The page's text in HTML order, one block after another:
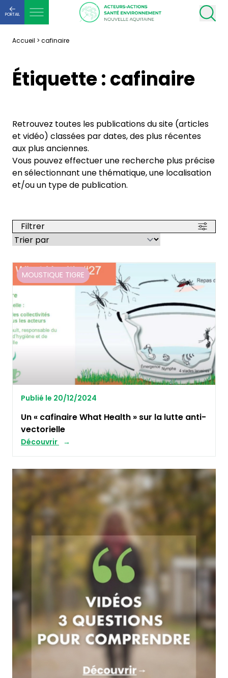
PORTAIL
Accueil > cafinaire
Étiquette :cafinaire
Retrouvez toutes les publications du site (articles
et vidéo) classées par dates, des plus récentes
aux plus anciennes.
Vous pouvez effectuer une recherche plus précise
en sélectionnant une thématique, une localisation
et/ou un type de publication.
Filtrer
MOUSTIQUE TIGRE
Publié le 20/12/2024
Un « cafinaire What Health » sur la lutte anti-
vectorielle
Découvrir